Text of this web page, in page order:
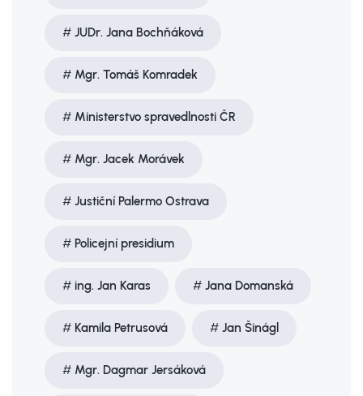
JUDr. Jana Bochňáková
Mgr. Tomáš Komradek
Ministerstvo spravedlnosti ČR
Mgr. Jacek Morávek
Justiční Palermo Ostrava
Policejní presidium
ing. Jan Karas Jana Domanská
Kamila Petrusová Jan Šinágl
Mgr. Dagmar Jersáková